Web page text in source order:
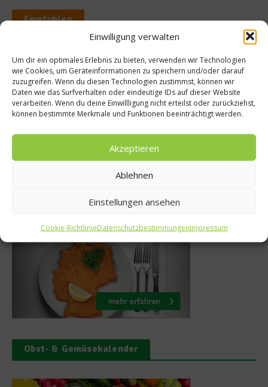
Einwilligung verwalten
Um dir ein optimales Erlebnis zu bieten, verwenden wir Technologien
wie Cookies, um Geräteinformationen zu speichern und/oder darauf
zuzugreifen. Wenn du diesen Technologien zustimmst, können wir
Daten wie das Surfverhalten oder eindeutige IDs auf dieser Website
verarbeiten. Wenn du deine Einwillligung nicht erteilst oder zurückziehst,
können bestimmte Merkmale und Funktionen beeinträchtigt werden.
Akzeptieren
Ablehnen
Einstellungen ansehen
Cookie-RichtlinieDatenschutzbestimmungenImpressum
Empfohlen
der
Rezepte
Rezept:
Honig
Was isst Deutschland
Obst- & Gemüsekalender